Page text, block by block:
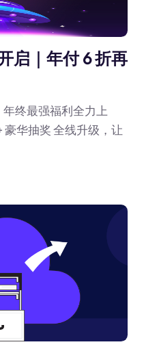
启｜年付 6 折再
终最强福利全力上
豪华抽奖 全线升级，让